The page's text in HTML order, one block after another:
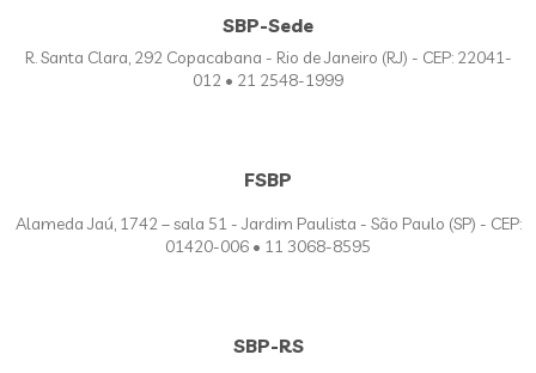
SBP-Sede
R. Santa Clara, 292 Copacabana - Rio de Janeiro (RJ) - CEP: 22041-
012 • 21 2548-1999
FSBP
Alameda Jaú, 1742 – sala 51 - Jardim Paulista - São Paulo (SP) - CEP:
01420-006 • 11 3068-8595
SBP-RS